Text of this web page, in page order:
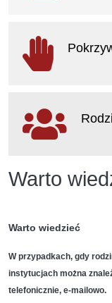
Warto
Warto wiedzieć
W przypadkach, gdy
instytucjach można
telefonicznie, e-mailowo.